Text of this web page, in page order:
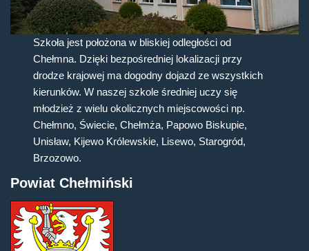
Szkoła jest położona w bliskiej odległości od
Chełmna. Dzięki bezpośredniej lokalizacji przy
drodze krajowej ma dogodny dojazd ze wszystkich
kierunków. W naszej szkole średniej uczy się
młodzież z wielu okolicznych miejscowości np.
Chełmno, Świecie, Chełmża, Papowo Biskupie,
Unisław, Kijewo Królewskie, Lisewo, Starogród,
Brzozowo.
Powiat Chełmiński